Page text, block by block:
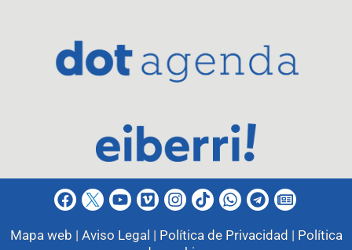
Mapa web | Aviso Legal | Política de Privacidad | Política